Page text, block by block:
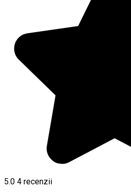
5.0 4 recenzii